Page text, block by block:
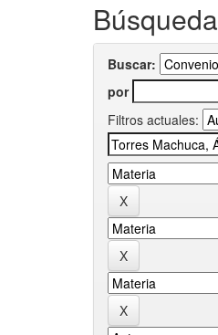
Búsqueda
Buscar:
por
Filtros actuales: